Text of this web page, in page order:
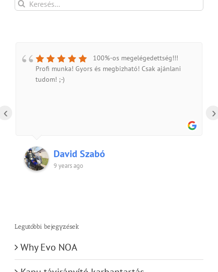
100%-os megelégedettség!!!
Profi munka! Gyors és megbizható! Csak ajánlani
tudom! ;-)
David Szabó
9 years ago
‹ ›
Legutóbbi bejegyzések
Why Evo NOA